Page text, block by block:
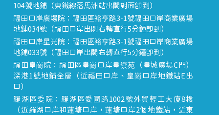
104號地鋪（東鐵線落馬洲站出關對面即到）
福田口岸廣場院：福田區裕亨路3-1號福田口岸商業廣場
地鋪034號（福田口岸出關右轉直行5分鐘即到）
福田口岸星光院：福田區裕亨路3-1號福田口岸商業廣場
地鋪033號（福田口岸出關右轉直行5分鐘即到）
福田皇崗院：福田區皇崗口岸皇禦苑（皇城廣場C門）
深港1號地鋪全層（近福田口岸、皇崗口岸地鐵站E出
口）
羅湖區委院：羅湖區愛國路1002號外貿輕工大廈8樓
（近羅湖口岸和蓮塘口岸，蓮塘口岸2個地鐵站，近東